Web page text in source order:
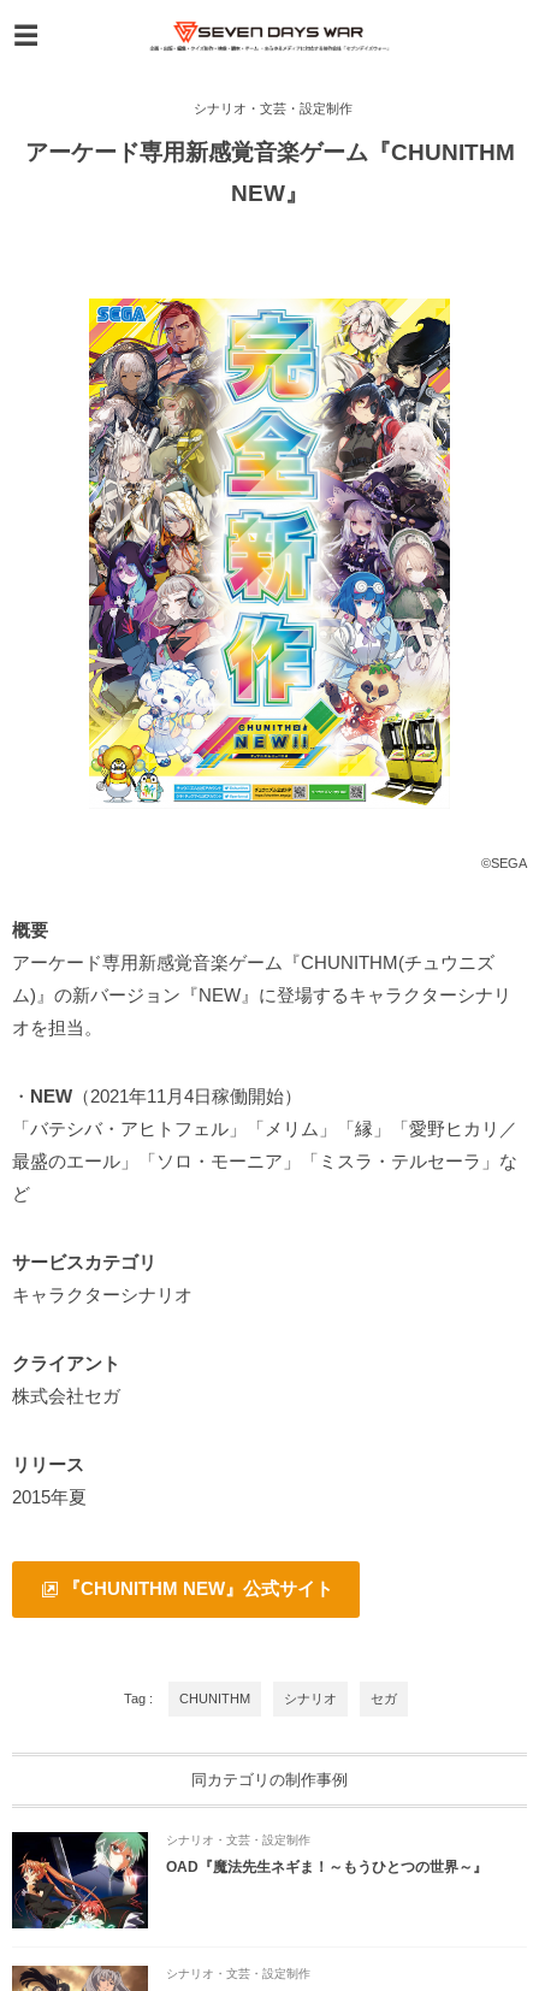
シナリオ・文芸・設定制作
アーケード専用新感覚音楽ゲーム『CHUNITHM
NEW』
©SEGA
概要
アーケード専用新感覚音楽ゲーム『CHUNITHM(チュウニズ
ム)』の新バージョン『NEW』に登場するキャラクターシナリ
オを担当。
・ NEW （2021年11月4日稼働開始）
「バテシバ・アヒトフェル」「メリム」「縁」「愛野ヒカリ／
最盛のエール」「ソロ・モーニア」「ミスラ・テルセーラ」な
ど
サービスカテゴリ
キャラクターシナリオ
クライアント
株式会社セガ
リリース
2015年夏
『CHUNITHM NEW』公式サイト
Tag : CHUNITHM シナリオ セガ
同カテゴリの制作事例
シナリオ・文芸・設定制作
OAD『魔法先生ネギま！～もうひとつの世界～』
シナリオ・文芸・設定制作